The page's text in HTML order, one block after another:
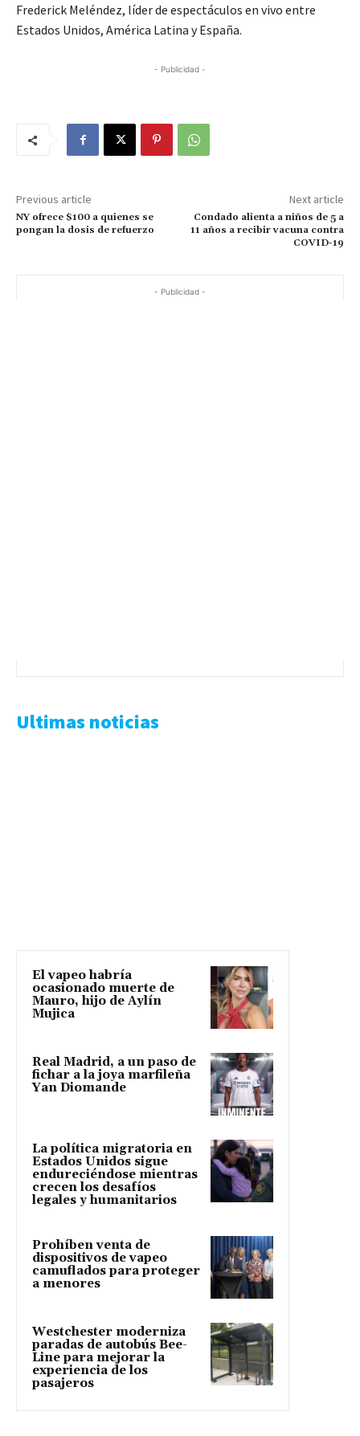
Frederick Meléndez, líder de espectáculos en vivo entre
Estados Unidos, América Latina y España.
- Publicidad -
Previous article
NY ofrece $100 a quienes se
pongan la dosis de refuerzo
Next article
Condado alienta a niños de 5 a
11 años a recibir vacuna contra
COVID-19
- Publicidad -
Ultimas noticias
El vapeo habría
ocasionado muerte de
Mauro, hijo de Aylín
Mujica
Real Madrid, a un paso de
fichar a la joya marfileña
Yan Diomande
La política migratoria en
Estados Unidos sigue
endureciéndose mientras
crecen los desafíos
legales y humanitarios
Prohíben venta de
dispositivos de vapeo
camuflados para proteger
a menores
Westchester moderniza
paradas de autobús Bee-
Line para mejorar la
experiencia de los
pasajeros